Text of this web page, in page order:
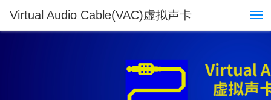
Virtual Audio Cable(VAC)虚拟声卡